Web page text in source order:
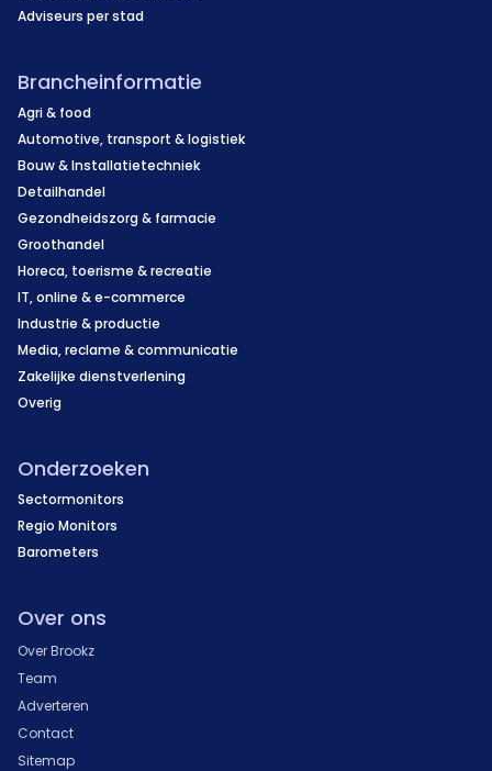
Adviseurs per stad
Brancheinformatie
Agri & food
Automotive, transport & logistiek
Bouw & Installatietechniek
Detailhandel
Gezondheidszorg & farmacie
Groothandel
Horeca, toerisme & recreatie
IT, online & e-commerce
Industrie & productie
Media, reclame & communicatie
Zakelijke dienstverlening
Overig
Onderzoeken
Sectormonitors
Regio Monitors
Barometers
Over ons
Over Brookz
Team
Adverteren
Contact
Sitemap